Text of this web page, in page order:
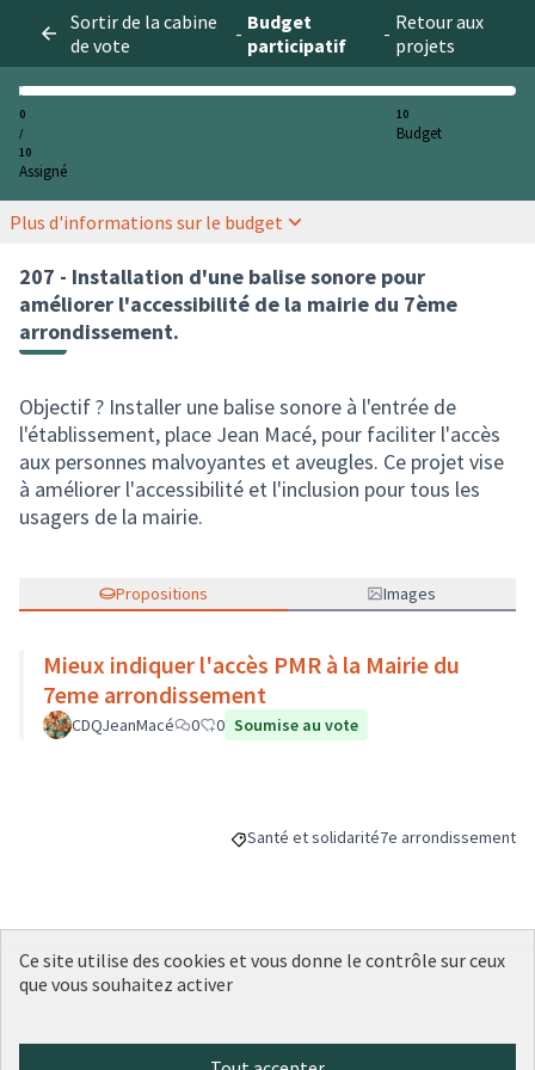
Sortir de la cabine
de vote
- Budget
participatif
- Retour aux
projets
0
/
10
Assigné
10
Budget
Plus d'informations sur le budget
207 - Installation d'une balise sonore pour
améliorer l'accessibilité de la mairie du 7ème
arrondissement.
Objectif ? Installer une balise sonore à l'entrée de
l'établissement, place Jean Macé, pour faciliter l'accès
aux personnes malvoyantes et aveugles. Ce projet vise
à améliorer l'accessibilité et l'inclusion pour tous les
usagers de la mairie.
Propositions Images
Mieux indiquer l'accès PMR à la Mairie du
7eme arrondissement
CDQJeanMacé 0 0 Soumise au vote
Filtrer les résultats de la catégorie :
Santé et solidaritéFiltrer les résultats
7e arrondissement
Budget
Ce site utilise des cookies et vous donne le contrôle sur ceux
que vous souhaitez activer